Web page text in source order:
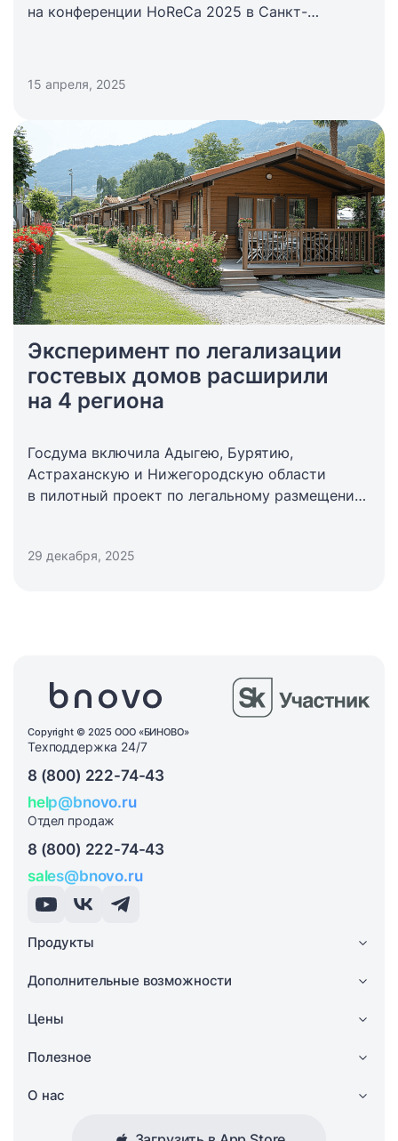
на конференции HoReCa 2025 в Санкт-
15 апреля, 2025
Эксперимент по легализации
гостевых домов расширили
на 4 региона
Госдума включила Адыгею, Бурятию,
Астраханскую и Нижегородскую области
в пилотный проект по легальному размещению
29 декабря, 2025
Copyright © 2025 ООО «БИНОВО»
Техподдержка 24/7
8 (800) 222-74-43
help@bnovo.ru
Отдел продаж
8 (800) 222-74-43
sales@bnovo.ru
Продукты
Дополнительные возможности
Цены
Полезное
О нас